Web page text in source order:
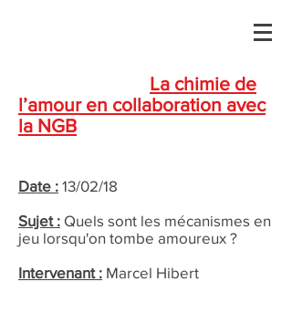
La chimie de
l’amour en collaboration avec
la NGB
Date : 13/02/18
Sujet : Quels sont les mécanismes en
jeu lorsqu'on tombe amoureux ?
Intervenant : Marcel Hibert